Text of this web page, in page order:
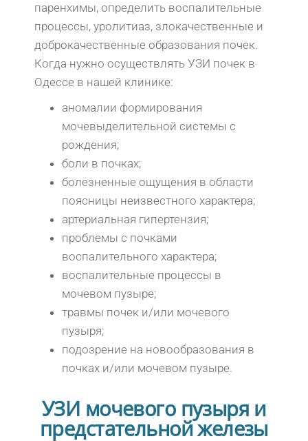
паренхимы, определить воспалительные
процессы, уролитиаз, злокачественные и
доброкачественные образования почек.
Когда нужно осуществлять УЗИ почек в
Одессе в нашей клинике:
аномалии формирования
мочевыделительной системы с
рождения;
боли в почках;
болезненные ощущения в области
поясницы неизвестного характера;
артериальная гипертензия;
проблемы с почками
воспалительного характера;
воспалительные процессы в
мочевом пузыре;
травмы почек и/или мочевого
пузыря;
подозрение на новообразования в
почках и/или мочевом пузыре.
УЗИ мочевого пузыря и
предстательной железы